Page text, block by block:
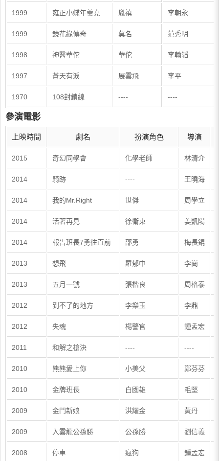
1999 雍正小蝶年羹堯 胤禛 李朝永
1999 鏡花緣傳奇 莫名 范秀明
1998 神醫華佗 華佗 李翰韜
1997 蒼天有淚 展雲飛 李平
1970 108封鎖線 ---- ----
參演電影
上映時間 劇名 扮演角色 導演
2015 奇幻同學會 化學老師 林清介
2014 騎跡 ---- 王曉海
2014 我的Mr.Right 世傑 周學立
2014 活著再見 徐衛東 姜凱陽
2014 報告班長7勇往直前 邵勇 梅長錕
2013 想飛 羅郁中 李崗
2013 五月一號 張楷良 周格泰
2012 到不了的地方 李樂玉 李鼎
2012 失魂 楊警官 鍾孟宏
2011 和解之槍決 ---- ----
2010 熊熊愛上你 小美父 鄭芬芬
2010 金牌班長 白國雄 毛堅
2009 金門新娘 洪耀金 黃丹
2009 入雲龍公孫勝 公孫勝 劉信義
2008 停車 瘋狗 鍾孟宏